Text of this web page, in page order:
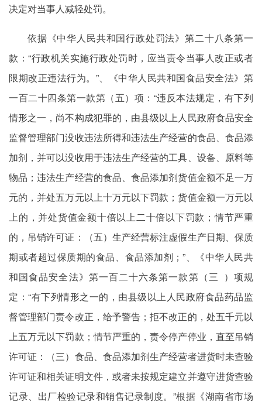
决定对当事人减轻处罚。
依据《中华人民共和国行政处罚法》第二十八条第一
款：“行政机关实施行政处罚时，应当责令当事人改正或者
限期改正违法行为。”、《中华人民共和国食品安全法》第
一百二十四条第一款第（五）项：“违反本法规定，有下列
情形之一，尚不构成犯罪的，由县级以上人民政府食品安全
监督管理部门没收违法所得和违法生产经营的食品、食品添
加剂，并可以没收用于违法生产经营的工具、设备、原料等
物品；违法生产经营的食品、食品添加剂货值金额不足一万
元的，并处五万元以上十万元以下罚款；货值金额一万元以
上的，并处货值金额十倍以上二十倍以下罚款；情节严重
的，吊销许可证：（五）生产经营标注虚假生产日期、保质
期或者超过保质期的食品、食品添加剂；”、《中华人民共
和国食品安全法》第一百二十六条第一款第（三 ）项规
定：“有下列情形之一的，由县级以上人民政府食品药品监
督管理部门责令改正，给予警告；拒不改正的，处五千元以
上五万元以下罚款；情节严重的，责令停产停业，直至吊销
许可证：（三）食品、食品添加剂生产经营者进货时未查验
许可证和相关证明文件，或者未按规定建立并遵守进货查验
记录、出厂检验记录和销售记录制度。”根据《湖南省市场